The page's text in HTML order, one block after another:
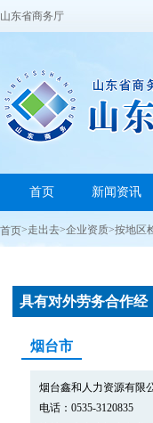
山东省商务厅
首页 新闻资讯
首页>走出去>企业资质>按地区
具有对外劳务合作经
烟台市
烟台鑫和人力资源有限
电话：0535-3120835